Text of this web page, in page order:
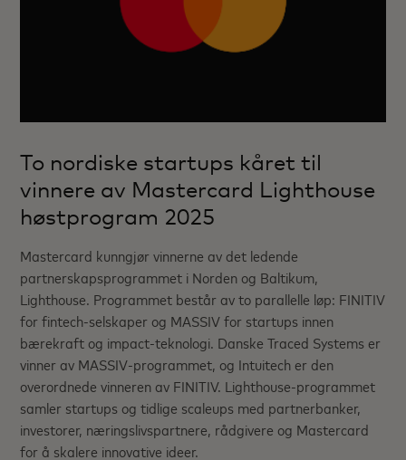
To nordiske startups kåret til
vinnere av Mastercard Lighthouse
høstprogram 2025
Mastercard kunngjør vinnerne av det ledende
partnerskapsprogrammet i Norden og Baltikum,
Lighthouse. Programmet består av to parallelle løp: FINITIV
for fintech-selskaper og MASSIV for startups innen
bærekraft og impact-teknologi. Danske Traced Systems er
vinner av MASSIV-programmet, og Intuitech er den
overordnede vinneren av FINITIV. Lighthouse-programmet
samler startups og tidlige scaleups med partnerbanker,
investorer, næringslivspartnere, rådgivere og Mastercard
for å skalere innovative ideer.